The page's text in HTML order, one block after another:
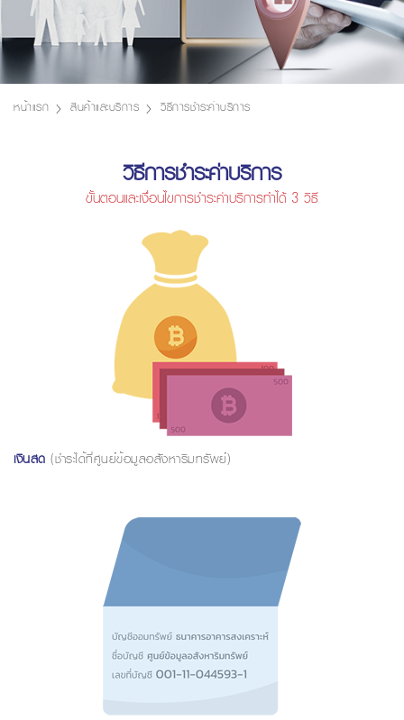
หน้าแรก สินค้าและบริการ วิธีการชำระค่าบริการ
วิธีการชำระค่าบริการ
ขั้นตอนและเงื่อนไขการชำระค่าบริการทำได้ 3 วิธี
เงินสด (ชำระได้ที่ศูนย์ข้อมูลอสังหาริมทรัพย์)